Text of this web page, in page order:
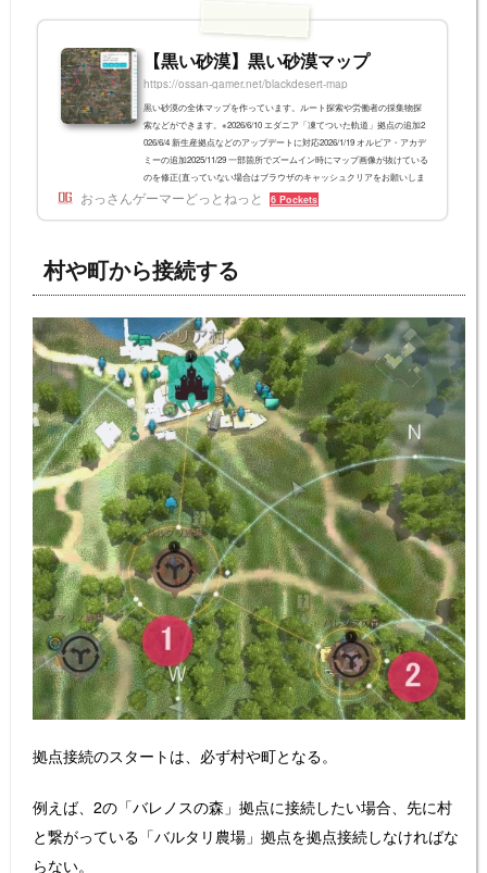
【黒い砂漠】黒い砂漠マップ
https://ossan-gamer.net/blackdesert-map
黒い砂漠の全体マップを作っています。ルート探索や労働者の採集物探
索などができます。※2026/6/10 エダニア「凍てついた軌道」拠点の追加2
026/6/4 新生産拠点などのアップデートに対応2026/1/19 オルビア・アカデ
ミーの追加2025/11/29 一部箇所でズームイン時にマップ画像が抜けている
のを修正(直っていない場合はブラウザのキャッシュクリアをお願いしま
す)2025/9/23 希望渡し場 - ハルマド島間を修正2025/8/25 大暗斑の拠点名を
おっさんゲーマーどっとねっと 6 Pockets
村や町から接続する
拠点接続のスタートは、必ず村や町となる。
例えば、2の「バレノスの森」拠点に接続したい場合、先に村
と繋がっている「バルタリ農場」拠点を拠点接続しなければな
らない。